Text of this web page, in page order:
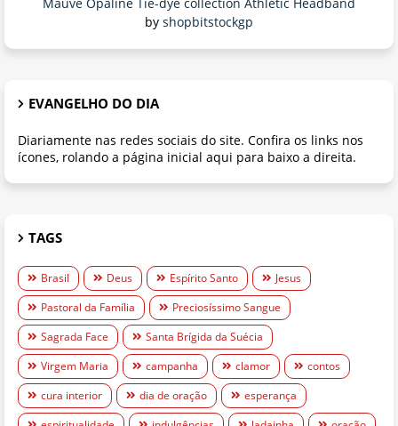
by shopbitstockgp
EVANGELHO DO DIA
Diariamente nas redes sociais do site. Confira os links nos
ícones, rolando a página inicial aqui para baixo a direita.
TAGS
Brasil Deus Espírito Santo
Jesus
Pastoral da Família
Preciosíssimo Sangue
Sagrada Face
Santa Brígida da Suécia
Virgem Maria
campanha clamor
contos
cura interior
dia de oração
esperança